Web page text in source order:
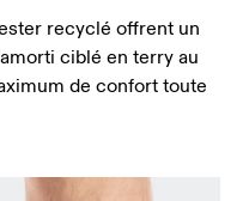
recyclé offrent un
ciblé en terry au
de confort toute